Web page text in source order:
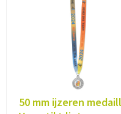
50 mm ijzeren